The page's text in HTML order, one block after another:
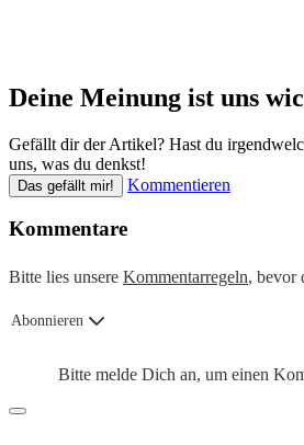
Deine Meinung ist uns
Gefällt dir der Artikel? Hast du
uns, was du denkst!
Das gefällt mir! Kommentieren
Kommentare
Bitte lies unsere Kommentarregeln, bevor
Abonnieren
Bitte melde Dich an, um einen